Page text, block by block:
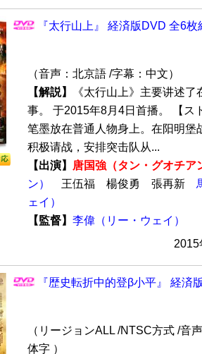
『太行山上』 経済版DVD 全6枚
（音声：北京語 /字幕：中文）
【解説】
《太行山上》主要讲述
事。 于2015年8月4日首播。 【ス
笔墨放在普通人物身上。在阳明堡
积极请战，安排突击队从...
【出演】
唐国強（タン・グオチア
ン）
王伍福 楊俊勇 張再新
ェイ）
【監督】 李偉（リー・ウェイ）
2015
『歴史転折中的登β小平』 経済
（リージョンALL /NTSC方式 /音
体字 ）